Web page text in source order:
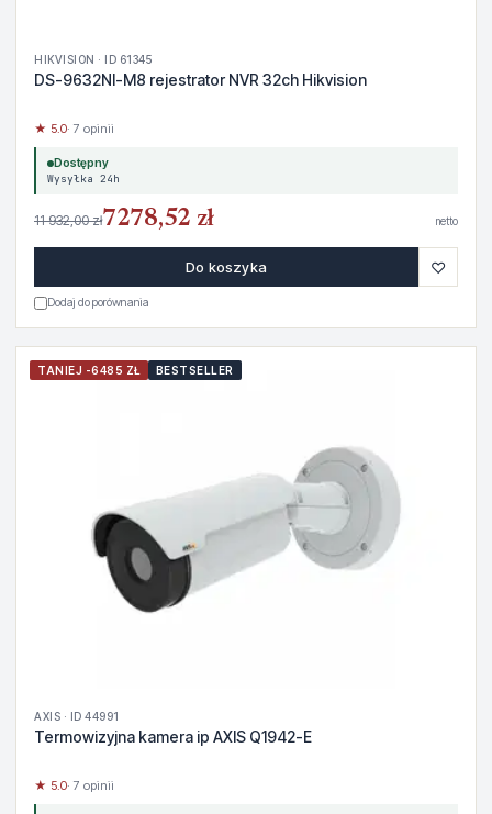
HIKVISION · ID 61345
DS-9632NI-M8 rejestrator NVR 32ch Hikvision
★ 5.0· 7 opinii
Dostępny
Wysyłka 24h
11 932,00 zł7278,52 zł netto
Do koszyka ♡
Dodaj do porównania
TANIEJ -6485 ZŁ BESTSELLER
AXIS · ID 44991
Termowizyjna kamera ip AXIS Q1942-E
★ 5.0· 7 opinii